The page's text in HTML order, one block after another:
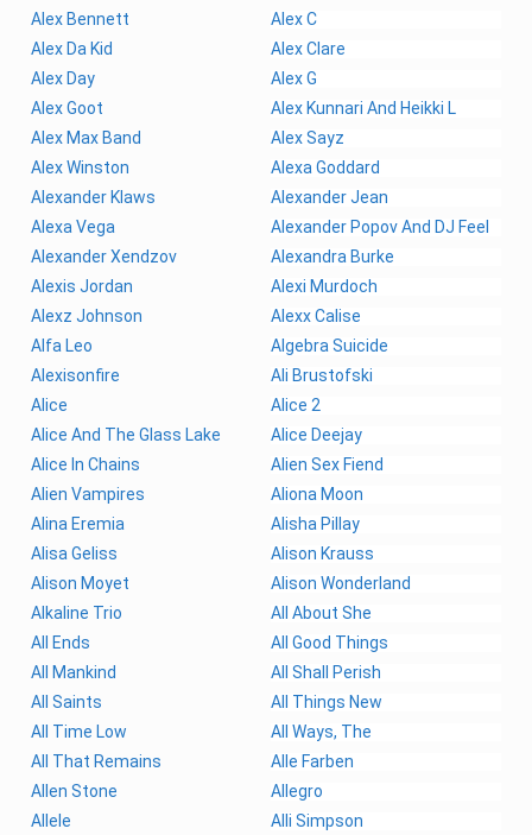
Alex Bennett
Alex C
Alex Da Kid
Alex Clare
Alex Day
Alex G
Alex Goot
Alex Kunnari And Heikki L
Alex Max Band
Alex Sayz
Alex Winston
Alexa Goddard
Alexander Klaws
Alexander Jean
Alexa Vega
Alexander Popov And DJ Feel
Alexander Xendzov
Alexandra Burke
Alexis Jordan
Alexi Murdoch
Alexz Johnson
Alexx Calise
Alfa Leo
Algebra Suicide
Alexisonfire
Ali Brustofski
Alice
Alice 2
Alice And The Glass Lake
Alice Deejay
Alice In Chains
Alien Sex Fiend
Alien Vampires
Aliona Moon
Alina Eremia
Alisha Pillay
Alisa Geliss
Alison Krauss
Alison Moyet
Alison Wonderland
Alkaline Trio
All About She
All Ends
All Good Things
All Mankind
All Shall Perish
All Saints
All Things New
All Time Low
All Ways, The
All That Remains
Alle Farben
Allen Stone
Allegro
Allele
Alli Simpson